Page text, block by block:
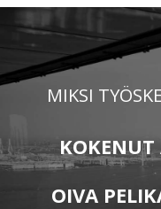
MIKSI
OIVA